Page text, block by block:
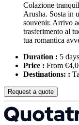
Colazione
Arusha. Sosta in
souvenir. Arrivo
trasferimento al
tua romantica
Duration : 5 days
Price : From
Destinations: :
Request a quote